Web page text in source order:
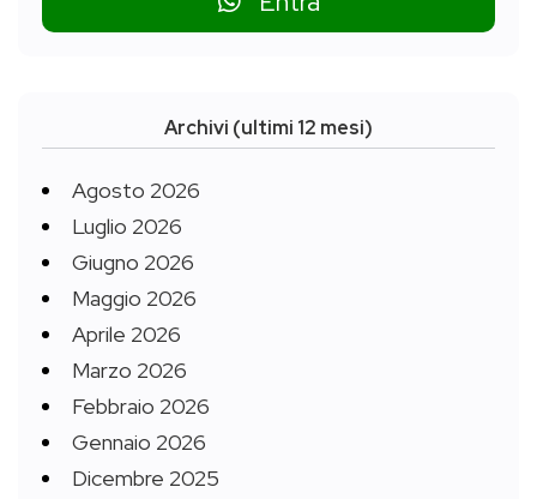
Archivi (ultimi 12 mesi)
Agosto 2026
Luglio 2026
Giugno 2026
Maggio 2026
Aprile 2026
Marzo 2026
Febbraio 2026
Gennaio 2026
Dicembre 2025